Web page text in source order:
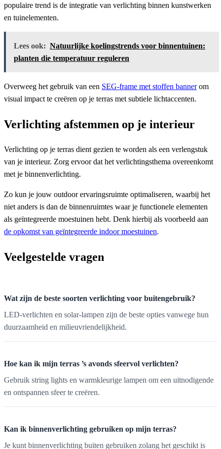
populaire trend is de integratie van verlichting binnen kunstwerken
en tuinelementen.
Lees ook: Natuurlijke koelingstrends voor binnentuinen:
planten die temperatuur reguleren
Overweeg het gebruik van een SEG-frame met stoffen bannerom
visual impact te creëren op je terras met subtiele lichtaccenten.
Verlichting afstemmen op je interieur
Verlichting op je terras dient gezien te worden als een verlengstuk
van je interieur. Zorg ervoor dat het verlichtingsthema overeenkomt
met je binnenverlichting.
Zo kun je jouw outdoor ervaringsruimte optimaliseren, waarbij het
niet anders is dan de binnenruimtes waar je functionele elementen
als geïntegreerde moestuinen hebt. Denk hierbij als voorbeeld aan
de opkomst van geïntegreerde indoor moestuinen.
Veelgestelde vragen
Wat zijn de beste soorten verlichting voor buitengebruik?
LED-verlichten en solar-lampen zijn de beste opties vanwege hun
duurzaamheid en milieuvriendelijkheid.
Hoe kan ik mijn terras ’s avonds sfeervol verlichten?
Gebruik string lights en warmkleurige lampen om een uitnodigende
en ontspannen sfeer te creëren.
Kan ik binnenverlichting gebruiken op mijn terras?
Je kunt binnenverlichting buiten gebruiken zolang het geschikt is